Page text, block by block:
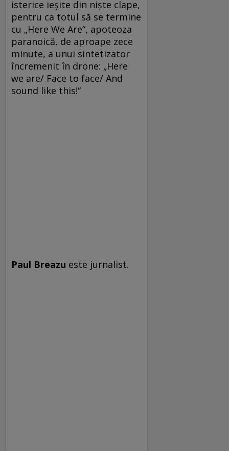
isterice ieșite din niște clape,
pentru ca totul să se termine
cu „Here We Are“, apoteoza
paranoică, de aproape zece
minute, a unui sintetizator
încremenit în drone: „Here
we are/ Face to face/ And
sound like this!“
Paul Breazu este jurnalist.